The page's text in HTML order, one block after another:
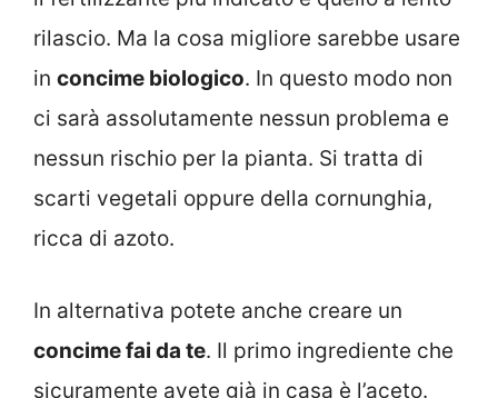
rilascio. Ma la cosa migliore sarebbe usare
in concime biologico. In questo modo non
ci sarà assolutamente nessun problema e
nessun rischio per la pianta. Si tratta di
scarti vegetali oppure della cornunghia,
ricca di azoto.
In alternativa potete anche creare un
concime fai da te. Il primo ingrediente che
sicuramente avete già in casa è l’aceto.